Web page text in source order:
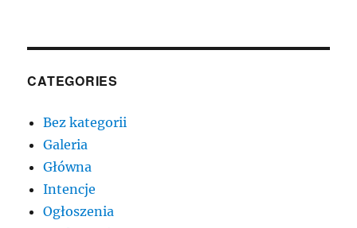
CATEGORIES
Bez kategorii
Galeria
Główna
Intencje
Ogłoszenia